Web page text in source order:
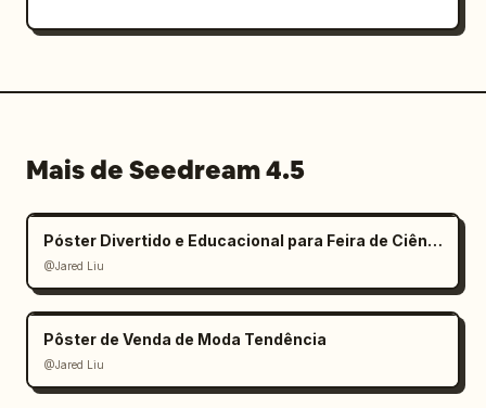
Mais de Seedream 4.5
Póster Divertido e Educacional para Feira de Ciências Infantil
@Jared Liu
Pôster de Venda de Moda Tendência
@Jared Liu